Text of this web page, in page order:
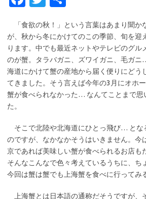
e
b
o
o
k
it
te
r
「食欲の秋！」という言葉はあまり聞か
が、秋から冬にかけてのこの季節、旬を迎
ります。中でも最近ネットやテレビのグル
のが蟹。タラバガニ、ズワイガニ、毛ガ
海道にかけて蟹の産地から届く便りにどう
てきました。そう言えば今年の3月にオホ
蟹が食べられなかった… なんてことまで思
た。
そこで北陸や北海道にひとっ飛び… とな
のですが、なかなかそうはいきません。今
京であれば美味しい蟹が食べられるお店も
そんなこんなで色々考えているうちに、ち
今回は蟹は蟹でも上海蟹を食べに行ってみ
上海蟹とは日本語の通称だそうですが、